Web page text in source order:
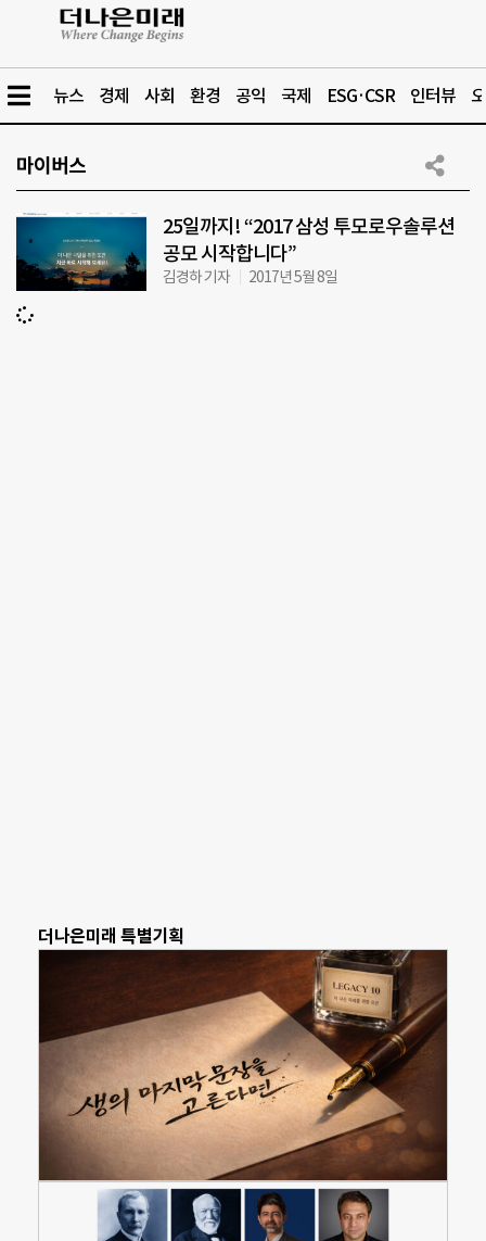
뉴스 경제 사회 환경 공익 국제 ESG·CSR 인터뷰
마이버스
25일까지! “2017 삼성 투모로우솔루션
공모 시작합니다”
김경하 기자 2017년 5월 8일
더나은미래 특별기획